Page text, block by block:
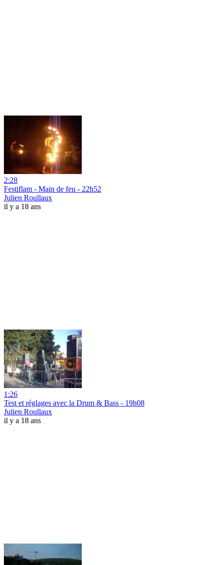
2:28
Festiflam - Main de feu - 22h52
Julien Roullaux
il y a 18 ans
1:26
Test et réglages avec la Drum & Bass - 19h08
Julien Roullaux
il y a 18 ans